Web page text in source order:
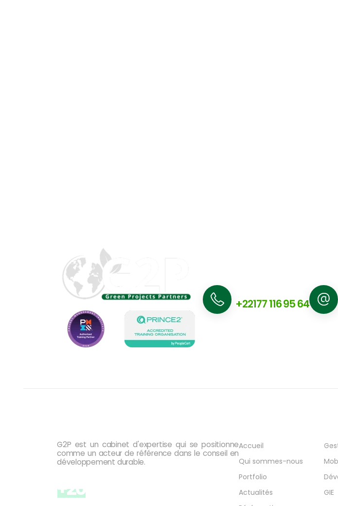
+22177 116 95 64
G2P est un cabinet d'expertise qui se positionne
comme un acteur de référence dans le conseil en
développement durable.
+20
Accueil
Qui sommes-nous
Portfolio
Actualités
GIE